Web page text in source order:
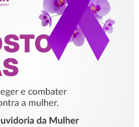
LILÁS – ACOLHER,
E COMBATER A
CONTRA A
MULHER